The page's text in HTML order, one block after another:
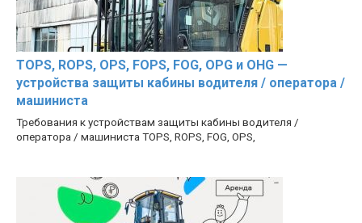
TOPS, ROPS, OPS, FOPS, FOG, OPG и OHG —
устройства защиты кабины водителя / оператора /
машиниста
Требования к устройствам защиты кабины водителя /
оператора / машиниста TOPS, ROPS, FOG, OPS,